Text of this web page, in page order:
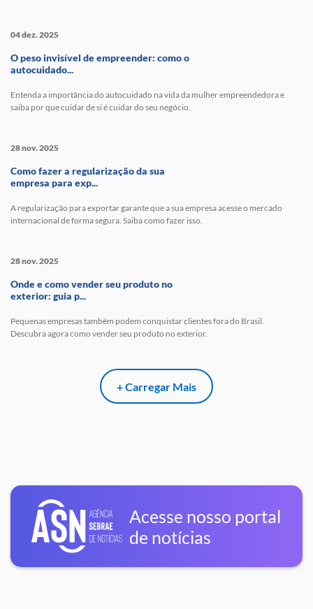
04 dez. 2025
O peso invisível de empreender: como o
autocuidado...
Entenda a importância do autocuidado na vida da mulher empreendedora e
saiba por que cuidar de si é cuidar do seu negócio.
28 nov. 2025
Como fazer a regularização da sua
empresa para exp...
A regularização para exportar garante que a sua empresa acesse o mercado
internacional de forma segura. Saiba como fazer isso.
28 nov. 2025
Onde e como vender seu produto no
exterior: guia p...
Pequenas empresas também podem conquistar clientes fora do Brasil.
Descubra agora como vender seu produto no exterior.
+ Carregar Mais
Acesse nosso portal
de notícias